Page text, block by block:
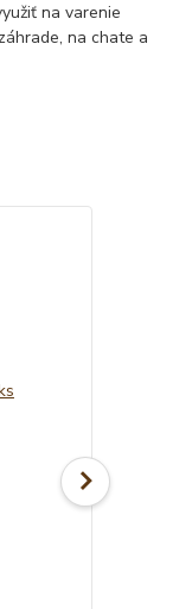
na varenie
na chate a